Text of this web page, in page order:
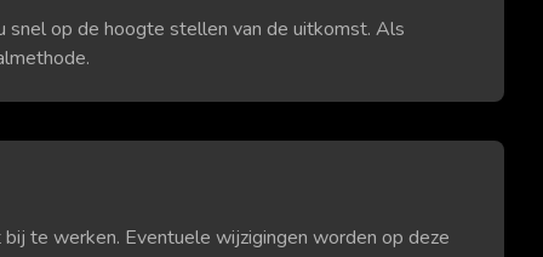
snel op de hoogte stellen van de uitkomst. Als
te werken. Eventuele wijzigingen worden op deze